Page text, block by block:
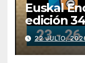
Euskal
edición
julio
22 JULIO,